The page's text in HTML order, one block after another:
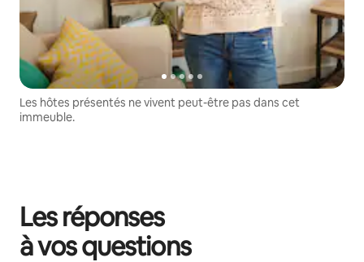
Les hôtes présentés ne vivent peut-être pas dans cet
immeuble.
Les réponses
à vos questions